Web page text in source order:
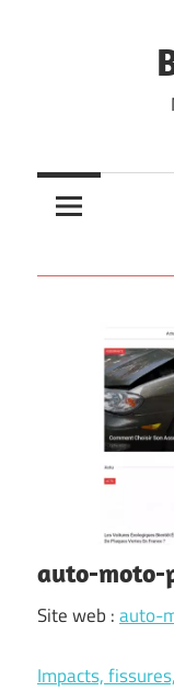
auto-moto-
Site web :auto-
Impacts,